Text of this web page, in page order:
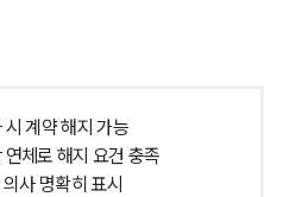
시 계약 해지 가능
연체로 해지 요건 충족
사 명확히 표시